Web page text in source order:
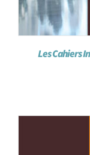
Les Cahiers